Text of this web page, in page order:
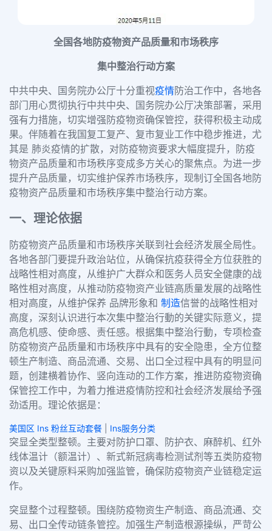
全国各地防疫物资产品质量和市场秩序
集中整治行动方案
中共中央、国务院办公厅十分重视疫情防治工作中，各地各
部门用心贯彻执行中共中央、国务院办公厅决策部署，采用
强有力措施，切实增强防疫物资确保管控，获得积极主动成
果。伴随着在我国复工复产、复市复业工作中稳步推进，尤
其是 肺炎疫情的扩散，对防疫物资要求大幅度提升，防疫
物资产品质量和市场秩序变成多方关心的聚焦点。为进一步
提升产品质量，切实维护保养市场秩序，现制订全国各地防
疫物资产品质量和市场秩序集中整治行动方案。
一、理论依据
防疫物资产品质量和市场秩序关联到社会经济发展全局性。
各地各部门要提升政治站位，从确保抗疫获得全方位获胜的
战略性相对高度，从维护广大群众和医务人员安全健康的战
略性相对高度，从推动防疫物资产业链高质量发展的战略性
相对高度，从维护保养 品牌形象和 制造信誉的战略性相对
高度，深刻认识进行本次集中整治行動的关键实际意义，提
高危机感、使命感、责任感。根据集中整治行動，专项检查
防疫物资产品质量和市场秩序中具有的安全隐患，全方位整
顿生产制造、商品流通、交易、出口全过程中具有的明显问
题，创建横着协作、竖向连动的工作方案，推进防疫物资确
保管控工作中，为着力推进疫情防控和社会经济发展给予强
劲适用。理论依据是：
美国区 Ins 粉丝互动套餐 Ins服务分类
突显全类型整顿。主要对防护口罩、防护衣、麻醉机、红外
线体温计（额温计）、新式新冠病毒检测试剂等五类防疫物
资以及关键原料采购加强监管，确保防疫物资产业链稳定运
作。
突显整个过程整顿。围绕防疫物资生产制造、商品流通、交
易、出口全传动链条管控。加强生产制造根源操纵，严苛公